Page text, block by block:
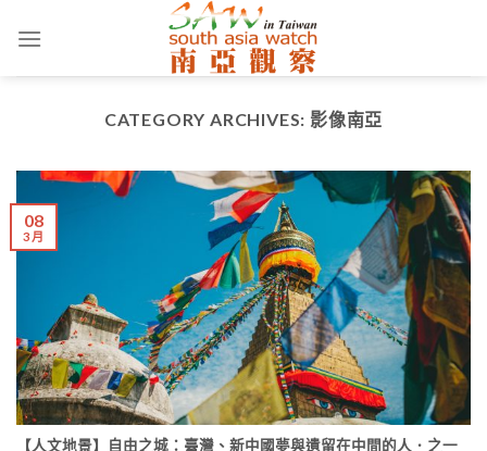
CATEGORY ARCHIVES: 影像南亞
【人文地景】自由之城：臺灣、新中國夢與遺留在中間的人．之一
08
3 月